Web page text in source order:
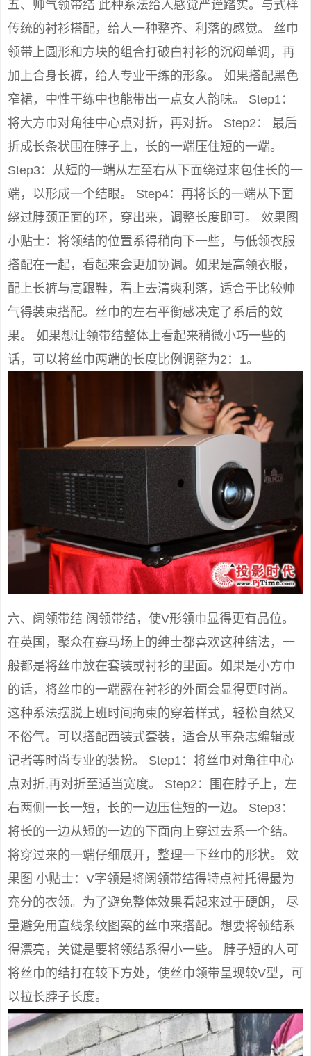
五、帅气领带结 此种系法给人感觉严谨踏实。与式样
传统的衬衫搭配，给人一种整齐、利落的感觉。 丝巾
领带上圆形和方块的组合打破白衬衫的沉闷单调，再
加上合身长裤，给人专业干练的形象。 如果搭配黑色
窄裙，中性干练中也能带出一点女人韵味。 Step1：
将大方巾对角往中心点对折，再对折。 Step2： 最后
折成长条状围在脖子上，长的一端压住短的一端。
Step3：从短的一端从左至右从下面绕过来包住长的一
端，以形成一个结眼。 Step4：再将长的一端从下面
绕过脖颈正面的环，穿出来，调整长度即可。 效果图
小贴士：将领结的位置系得稍向下一些，与低领衣服
搭配在一起，看起来会更加协调。如果是高领衣服，
配上长裤与高跟鞋，看上去清爽利落，适合于比较帅
气得装束搭配。丝巾的左右平衡感决定了系后的效
果。 如果想让领带结整体上看起来稍微小巧一些的
话，可以将丝巾两端的长度比例调整为2：1。
六、阔领带结 阔领带结，使V形领巾显得更有品位。
在英国，聚众在赛马场上的绅士都喜欢这种结法，一
般都是将丝巾放在套装或衬衫的里面。如果是小方巾
的话，将丝巾的一端露在衬衫的外面会显得更时尚。
这种系法摆脱上班时间拘束的穿着样式，轻松自然又
不俗气。可以搭配西装式套装，适合从事杂志编辑或
记者等时尚专业的装扮。 Step1：将丝巾对角往中心
点对折,再对折至适当宽度。 Step2：围在脖子上，左
右两侧一长一短，长的一边压住短的一边。 Step3：
将长的一边从短的一边的下面向上穿过去系一个结。
将穿过来的一端仔细展开，整理一下丝巾的形状。 效
果图 小贴士：V字领是将阔领带结得特点衬托得最为
充分的衣领。为了避免整体效果看起来过于硬朗， 尽
量避免用直线条纹图案的丝巾来搭配。想要将领结系
得漂亮，关键是要将领结系得小一些。 脖子短的人可
将丝巾的结打在较下方处，使丝巾领带呈现较V型，可
以拉长脖子长度。